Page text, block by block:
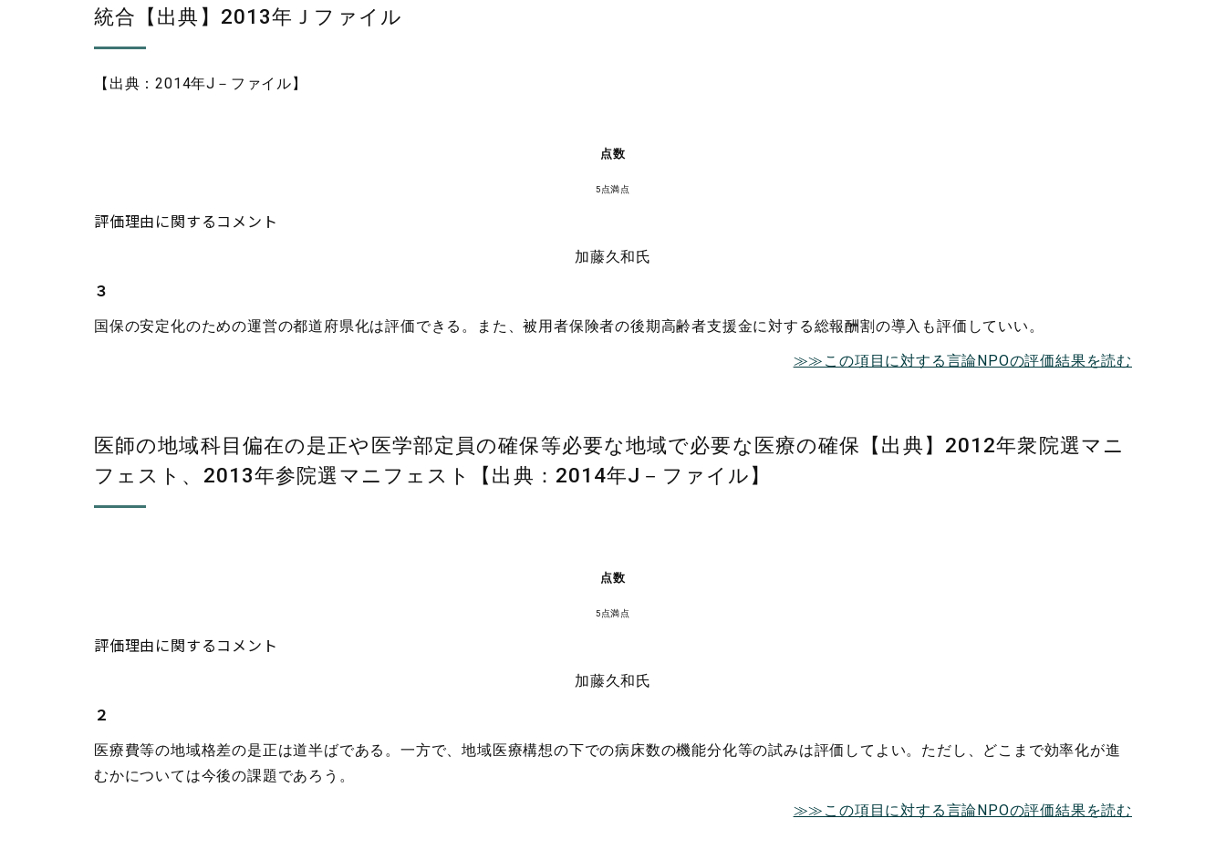
統合【出典】2013年Ｊファイル
【出典：2014年J－ファイル】
点数
5点満点
評価理由に関するコメント
加藤久和氏
３
国保の安定化のための運営の都道府県化は評価できる。また、被用者保険者の後期高齢者支援金に対する総報酬割の導入も評価していい。
≫≫この項目に対する言論NPOの評価結果を読む
医師の地域科目偏在の是正や医学部定員の確保等必要な地域で必要な医療の確保【出典】2012年衆院選マニ
フェスト、2013年参院選マニフェスト【出典：2014年J－ファイル】
点数
5点満点
評価理由に関するコメント
加藤久和氏
２
医療費等の地域格差の是正は道半ばである。一方で、地域医療構想の下での病床数の機能分化等の試みは評価してよい。ただし、どこまで効率化が進
むかについては今後の課題であろう。
≫≫この項目に対する言論NPOの評価結果を読む